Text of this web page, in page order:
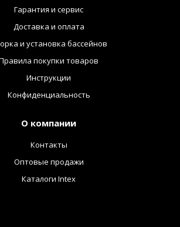
Гарантия и сервис
Доставка и оплата
и установка бассейнов
покупки товаров
Инструкции
Конфиденциальность
О компании
Контакты
Оптовые продажи
Каталоги Intex